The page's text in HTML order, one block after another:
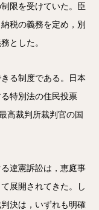
限を受けていた。臣
税の義務を定め，別
とした。
る制度である。日本
特別法の住民投票
高裁判所裁判官の国
違憲訴訟は，恵庭事
展開されてきた。し
決は，いずれも明確